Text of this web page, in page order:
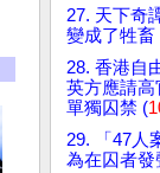
27. 天下奇
變成了牲畜
28. 香港自
英方應請高
單獨囚禁 (
29. 「47人
為在囚者發